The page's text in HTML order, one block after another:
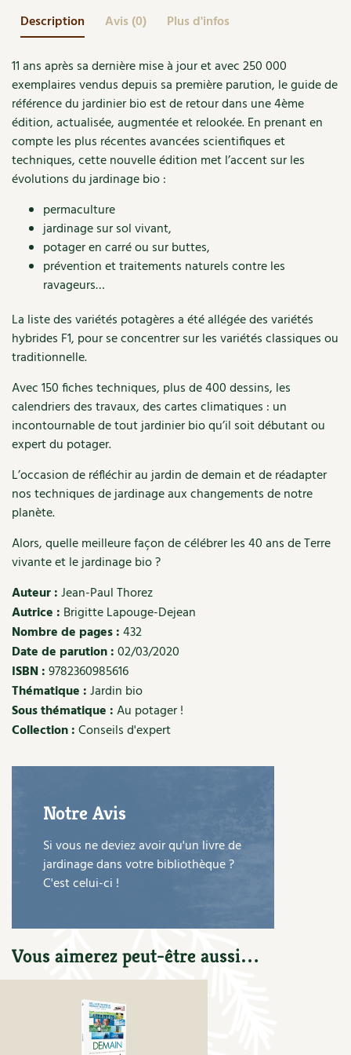
Cuisine saine
Manger bio
Cures, régimes
Dessert, Boulangerie
Techniques, conservation, organisation
Agenda, calendrier
NOUVEAUTÉS
Feuilleter le catalogue
Le magazine
Stages
Cartes cadeau
Séjourner en Trièves
Nous contacter
Outils et ustensiles du jardin
Biodiversité
Ravageurs et maladies au jardin
Petit élevage
Cuisine saine
Alimentation et nutrition
Recettes de printemps
Recettes sans gluten
Habitat écologique
Conception et gros oeuvre
Gestion de l’eau
Entretien de la maison
Décoration et petit bricolage
Santé et bien-être
Les plantes et leurs vertus
Vivre l’écologie
Protéger la nature
Autonomie
Enfants
Actions pour la planète
Les 4 saisons
Jardin bio
Habitat écologique
Cuisine saine
Société et alternatives
Les 4 saisons& vous
Entre abonné·es
Expés
Trocs & petites annonces
Appels à témoignage
Liste des pépiniéristes
Mieux consommer
Description Avis (0) Plus d'infos
11 ans après sa dernière mise à jour et avec 250 000
exemplaires vendus depuis sa première parution, le guide de
référence du jardinier bio est de retour dans une 4ème
édition, actualisée, augmentée et relookée. En prenant en
compte les plus récentes avancées scientifiques et
techniques, cette nouvelle édition met l’accent sur les
évolutions du jardinage bio :
permaculture
jardinage sur sol vivant,
potager en carré ou sur buttes,
prévention et traitements naturels contre les
ravageurs…
La liste des variétés potagères a été allégée des variétés
hybrides F1, pour se concentrer sur les variétés classiques ou
traditionnelle.
Avec 150 fiches techniques, plus de 400 dessins, les
calendriers des travaux, des cartes climatiques : un
incontournable de tout jardinier bio qu’il soit débutant ou
expert du potager.
L’occasion de réfléchir au jardin de demain et de réadapter
nos techniques de jardinage aux changements de notre
planète.
Alors, quelle meilleure façon de célébrer les 40 ans de Terre
vivante et le jardinage bio ?
Auteur :Jean-Paul Thorez
Autrice : Brigitte Lapouge-Dejean
Nombre de pages :432
Date de parution :02/03/2020
ISBN :9782360985616
Thématique :Jardin bio
Sous thématique :Au potager !
Collection :Conseils d'expert
Notre Avis
Si vous ne deviez avoir qu'un livre de
jardinage dans votre bibliothèque ?
C'est celui-ci !
Vous aimerez peut-être aussi…